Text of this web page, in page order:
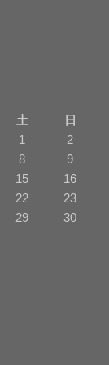
土 日
1
2
8
9
15
16
22
23
29
30